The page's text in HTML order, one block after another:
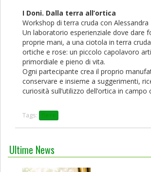
I Doni. Dalla terra all’ortica
Workshop di terra cruda con Alessandra
Un laboratorio esperienziale dove dare
proprie mani, a una ciotola in terra
ortiche e rose: un piccolo capolavoro
primordiale e pieno di vita.
Ogni partecipante crea il proprio
conservare e insieme a suggerimenti,
curiosità sull’utilizzo dell’ortica in campo
Tags: fiere
Ultime News